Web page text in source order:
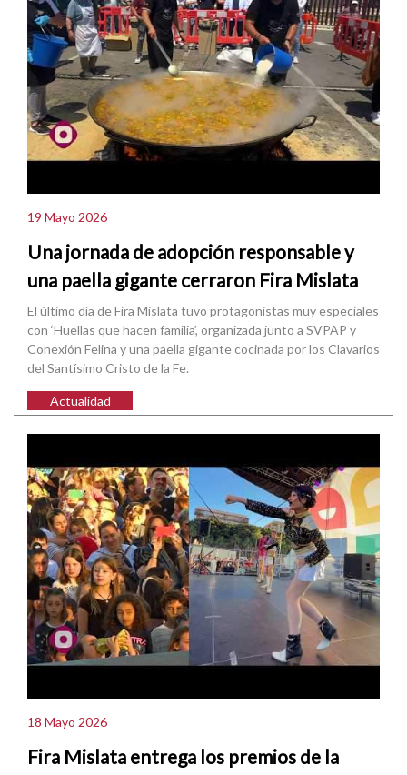
19 Mayo 2026
Una jornada de adopción responsable y
una paella gigante cerraron Fira Mislata
El último día de Fira Mislata tuvo protagonistas muy especiales
con ‘Huellas que hacen familia’, organizada junto a SVPAP y
Conexión Felina y una paella gigante cocinada por los Clavarios
del Santísimo Cristo de la Fe.
Actualidad
18 Mayo 2026
Fira Mislata entrega los premios de la